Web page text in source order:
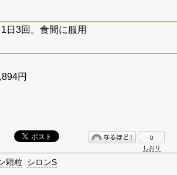
日3回。食間に服用
円
0
しおり
顆粒 シロンS